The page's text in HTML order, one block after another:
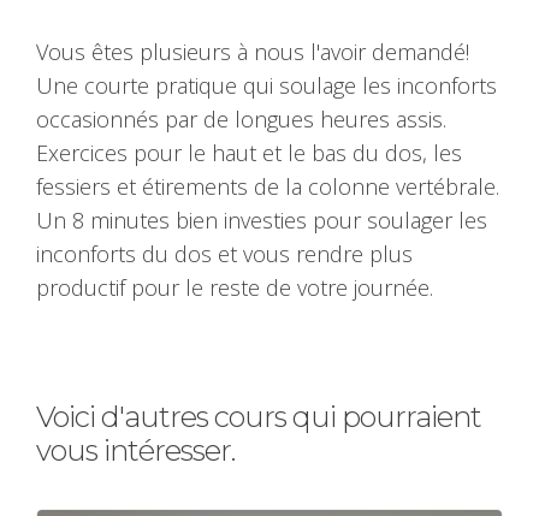
Vous êtes plusieurs à nous l'avoir demandé!
Une courte pratique qui soulage les inconforts
occasionnés par de longues heures assis.
Exercices pour le haut et le bas du dos, les
fessiers et étirements de la colonne vertébrale.
Un 8 minutes bien investies pour soulager les
inconforts du dos et vous rendre plus
productif pour le reste de votre journée.
Voici d'autres cours qui pourraient
vous intéresser.